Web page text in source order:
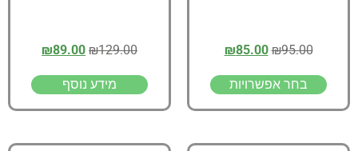
₪95.00
₪85.00
בחר אפשרויות
₪129.00
₪89.00
מידע נוסף